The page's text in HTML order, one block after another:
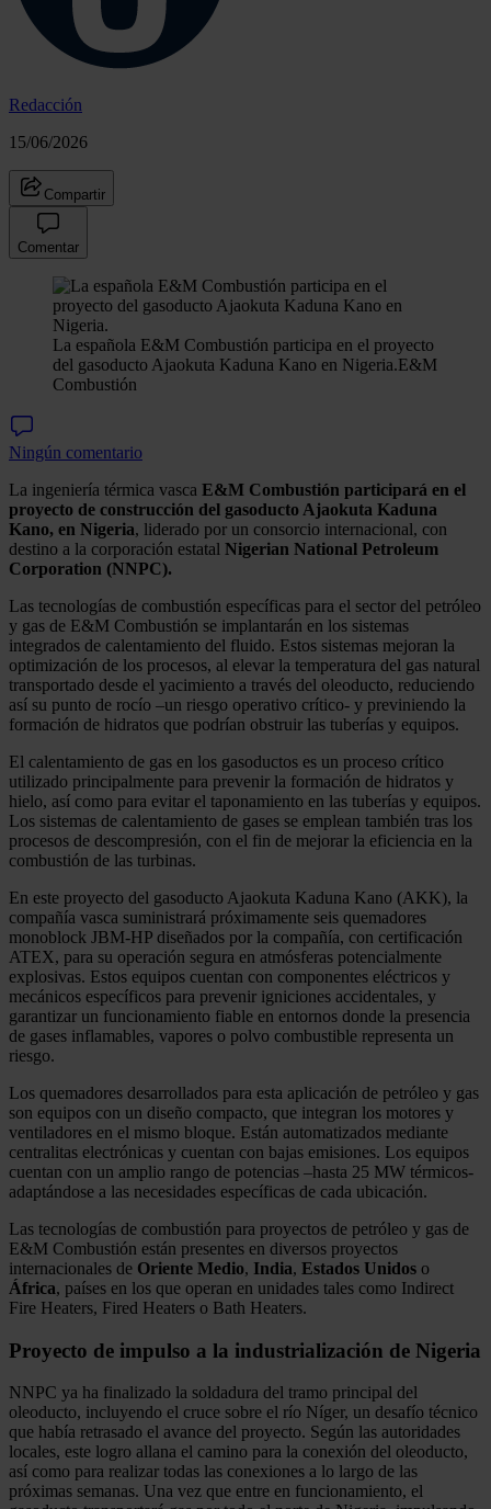
Redacción
15/06/2026
Compartir
Comentar
La española E&M Combustión participa en el proyecto
del gasoducto Ajaokuta Kaduna Kano en Nigeria.E&M
Combustión
Ningún comentario
La ingeniería térmica vasca E&M Combustión participará en el
proyecto de construcción del gasoducto Ajaokuta Kaduna
Kano, en Nigeria, liderado por un consorcio internacional, con
destino a la corporación estatal Nigerian National Petroleum
Corporation (NNPC).
Las tecnologías de combustión específicas para el sector del petróleo
y gas de E&M Combustión se implantarán en los sistemas
integrados de calentamiento del fluido. Estos sistemas mejoran la
optimización de los procesos, al elevar la temperatura del gas natural
transportado desde el yacimiento a través del oleoducto, reduciendo
así su punto de rocío –un riesgo operativo crítico- y previniendo la
formación de hidratos que podrían obstruir las tuberías y equipos.
El calentamiento de gas en los gasoductos es un proceso crítico
utilizado principalmente para prevenir la formación de hidratos y
hielo, así como para evitar el taponamiento en las tuberías y equipos.
Los sistemas de calentamiento de gases se emplean también tras los
procesos de descompresión, con el fin de mejorar la eficiencia en la
combustión de las turbinas.
En este proyecto del gasoducto Ajaokuta Kaduna Kano (AKK), la
compañía vasca suministrará próximamente seis quemadores
monoblock JBM-HP diseñados por la compañía, con certificación
ATEX, para su operación segura en atmósferas potencialmente
explosivas. Estos equipos cuentan con componentes eléctricos y
mecánicos específicos para prevenir igniciones accidentales, y
garantizar un funcionamiento fiable en entornos donde la presencia
de gases inflamables, vapores o polvo combustible representa un
riesgo.
Los quemadores desarrollados para esta aplicación de petróleo y gas
son equipos con un diseño compacto, que integran los motores y
ventiladores en el mismo bloque. Están automatizados mediante
centralitas electrónicas y cuentan con bajas emisiones. Los equipos
cuentan con un amplio rango de potencias –hasta 25 MW térmicos-
adaptándose a las necesidades específicas de cada ubicación.
Las tecnologías de combustión para proyectos de petróleo y gas de
E&M Combustión están presentes en diversos proyectos
internacionales de Oriente Medio, India, Estados Unidos o
África, países en los que operan en unidades tales como Indirect
Fire Heaters, Fired Heaters o Bath Heaters.
Proyecto de impulso a la industrialización de Nigeria
NNPC ya ha finalizado la soldadura del tramo principal del
oleoducto, incluyendo el cruce sobre el río Níger, un desafío técnico
que había retrasado el avance del proyecto. Según las autoridades
locales, este logro allana el camino para la conexión del oleoducto,
así como para realizar todas las conexiones a lo largo de las
próximas semanas. Una vez que entre en funcionamiento, el